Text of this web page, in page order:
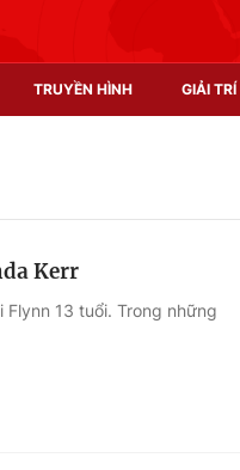
TRUYỀN HÌNH GIẢI TRÍ
Kerr
13 tuổi. Trong những